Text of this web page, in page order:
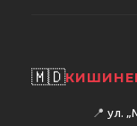
🇲🇩
📍 ул.